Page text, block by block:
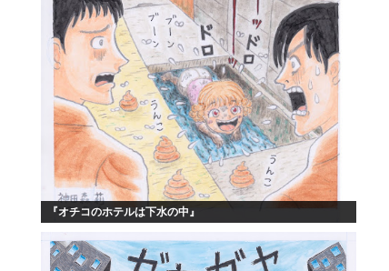
『オチコのホテルは下水の中』